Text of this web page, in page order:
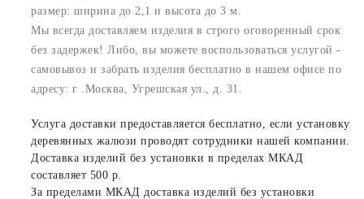
размер: ширина до 2,1 и высота до 3 м.
Мы всегда доставляем изделия в строго оговоренный срок
без задержек! Либо, вы можете воспользоваться услугой -
самовывоз и забрать изделия бесплатно в нашем офисе по
адресу: г .Москва, Угрешская ул., д. 31.
Услуга доставки предоставляется бесплатно, если установку
деревянных жалюзи проводят сотрудники нашей компании.
Доставка изделий без установки в пределах МКАД
составляет 500 р.
За пределами МКАД доставка изделий без установки